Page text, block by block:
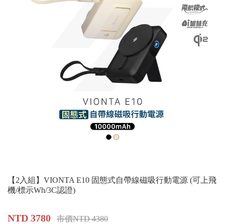
【2入組】VIONTA E10 固態式自帶線磁吸行動電源 (可上飛
機/標示Wh/3C認證)
NTD 3780 市價NTD 4380